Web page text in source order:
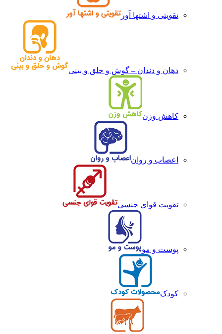
تقویتی و اشتها آور
دهان و دندان – گوش و حلق و بینی
کاهش وزن
اعصاب و روان
تقویت قوای جنسی
پوست و مو
کودک